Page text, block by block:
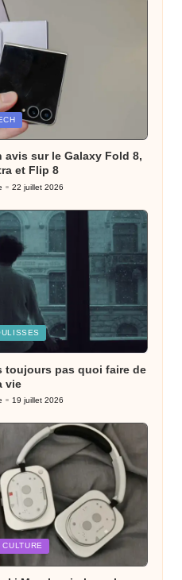
avis sur le Galaxy Fold 8,
et Flip 8
22 juillet 2026
toujours pas quoi faire de
vie
19 juillet 2026
CULTURE